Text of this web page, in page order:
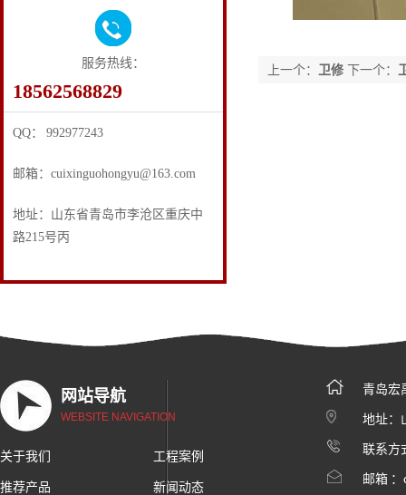
服务热线：
18562568829
QQ： 992977243
邮箱：cuixinguohongyu@163.com
地址：山东省青岛市李沧区重庆中
路215号丙
上一个： 卫修 下一个：
网站导航
WEBSITE NAVIGATION
关于我们 工程案例
推荐产品 新闻动态
青岛宏
地址：
联系方
邮箱